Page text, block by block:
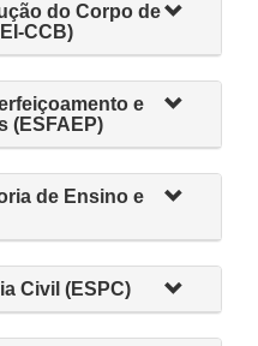
do Corpo de
CCB)
e
(ESFAEP)
de Ensino e
Civil (ESPC)